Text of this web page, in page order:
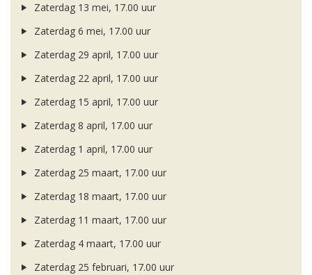
Zaterdag 13 mei, 17.00 uur
Zaterdag 6 mei, 17.00 uur
Zaterdag 29 april, 17.00 uur
Zaterdag 22 april, 17.00 uur
Zaterdag 15 april, 17.00 uur
Zaterdag 8 april, 17.00 uur
Zaterdag 1 april, 17.00 uur
Zaterdag 25 maart, 17.00 uur
Zaterdag 18 maart, 17.00 uur
Zaterdag 11 maart, 17.00 uur
Zaterdag 4 maart, 17.00 uur
Zaterdag 25 februari, 17.00 uur